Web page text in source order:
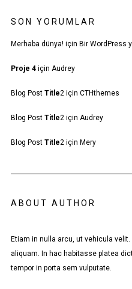
SON YORUMLAR
Merhaba dünya! için Bir WordPress
Proje 4 için Audrey
Blog Post Title2 için CTHthemes
Blog Post Title2 için Audrey
Blog Post Title2 için Mery
ABOUT AUTHOR
Etiam in nulla arcu, ut vehicula
aliquam. In hac habitasse platea
tempor in porta sem vulputate.